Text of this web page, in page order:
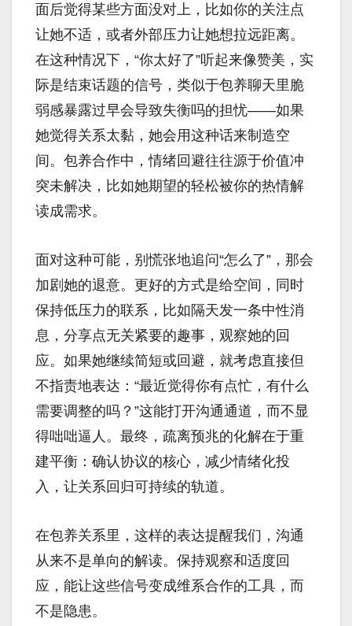
面后觉得某些方面没对上，比如你的关注点
让她不适，或者外部压力让她想拉远距离。
在这种情况下，“你太好了”听起来像赞美，实
际是结束话题的信号，类似于包养聊天里脆
弱感暴露过早会导致失衡吗的担忧——如果
她觉得关系太黏，她会用这种话来制造空
间。包养合作中，情绪回避往往源于价值冲
突未解决，比如她期望的轻松被你的热情解
读成需求。
面对这种可能，别慌张地追问“怎么了”，那会
加剧她的退意。更好的方式是给空间，同时
保持低压力的联系，比如隔天发一条中性消
息，分享点无关紧要的趣事，观察她的回
应。如果她继续简短或回避，就考虑直接但
不指责地表达：“最近觉得你有点忙，有什么
需要调整的吗？”这能打开沟通通道，而不显
得咄咄逼人。最终，疏离预兆的化解在于重
建平衡：确认协议的核心，减少情绪化投
入，让关系回归可持续的轨道。
在包养关系里，这样的表达提醒我们，沟通
从来不是单向的解读。保持观察和适度回
应，能让这些信号变成维系合作的工具，而
不是隐患。